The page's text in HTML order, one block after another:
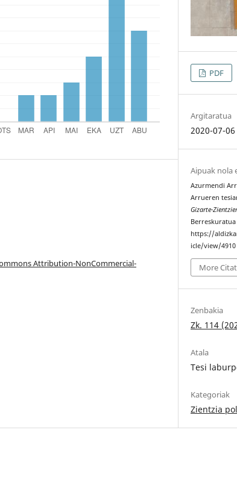
Attribution-NonCommercial-
PDF
Argitaratua
2020-07-06
Aipuak nola
Azurmendi
Arrueren
Gizarte-
https://
icle/view/4910
More
Zenbakia
Zk. 114
Atala
Tesi
Kategoriak
Zientzia